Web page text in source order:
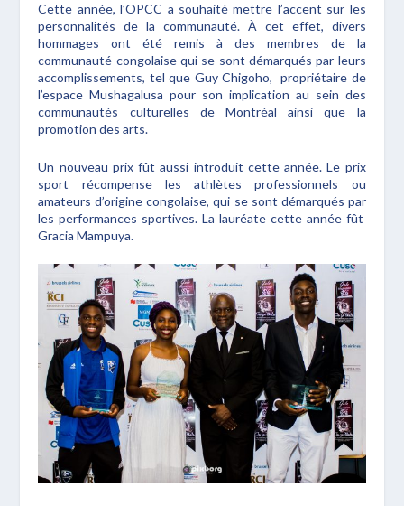
Cette année, l’OPCC a souhaité mettre l’accent sur les
personnalités de la communauté. À cet effet, divers
hommages ont été remis à des membres de la
communauté congolaise qui se sont démarqués par leurs
accomplissements, tel que Guy Chigoho, propriétaire de
l’espace Mushagalusa pour son implication au sein des
communautés culturelles de Montréal ainsi que la
promotion des arts.
Un nouveau prix fût aussi introduit cette année. Le prix
sport récompense les athlètes professionnels ou
amateurs d’origine congolaise, qui se sont démarqués par
les performances sportives. La lauréate cette année fût
Gracia Mampuya.